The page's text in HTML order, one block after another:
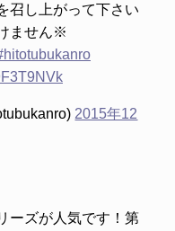
召し上がって下さい
ません※
2015年12
ーズが人気です！第